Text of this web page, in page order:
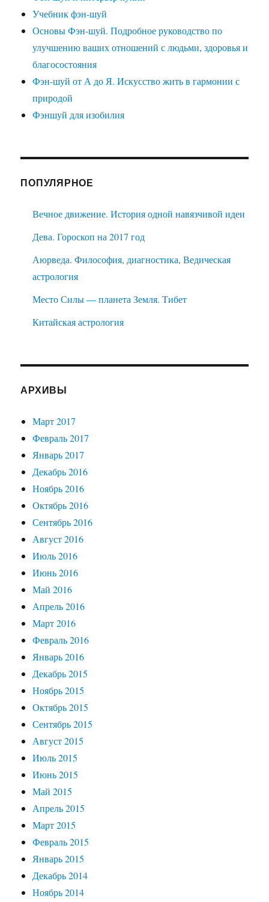
Учебник фэн-шуй
Основы Фэн-шуй. Подробное руководство по
улучшению ваших отношений с людьми, здоровья и
благосостояния
Фэн-шуй от А до Я. Искусство жить в гармонии с
природой
Фэншуй для изобилия
ПОПУЛЯРНОЕ
Вечное движение. История одной навязчивой идеи
Дева. Гороскоп на 2017 год
Аюрведа. Философия, диагностика, Ведическая
астрология
Место Силы — планета Земля. Тибет
Китайская астрология
АРХИВЫ
Март 2017
Февраль 2017
Январь 2017
Декабрь 2016
Ноябрь 2016
Октябрь 2016
Сентябрь 2016
Август 2016
Июль 2016
Июнь 2016
Май 2016
Апрель 2016
Март 2016
Февраль 2016
Январь 2016
Декабрь 2015
Ноябрь 2015
Октябрь 2015
Сентябрь 2015
Август 2015
Июль 2015
Июнь 2015
Май 2015
Апрель 2015
Март 2015
Февраль 2015
Январь 2015
Декабрь 2014
Ноябрь 2014